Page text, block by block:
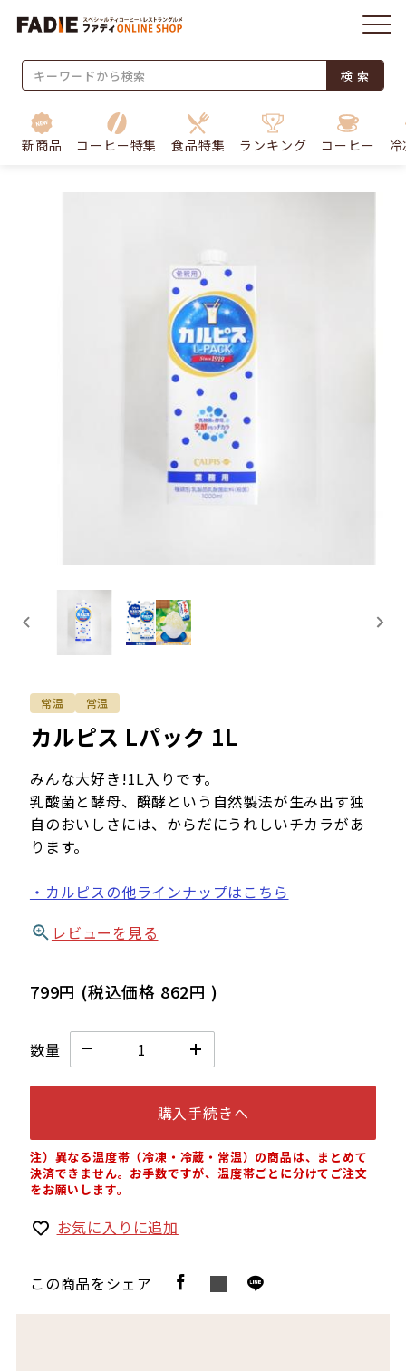
検 索
新商品 コーヒー特集 食品特集 ランキング コーヒー
カルピス Lパック 1L
みんな大好き!1L入りです。
乳酸菌と酵母、醗酵という自然製法が生み出す独
自のおいしさには、からだにうれしいチカラがあ
ります。
・カルピスの他ラインナップはこちら
レビューを見る
799円 (税込価格 862円 )
数量
購入手続きへ
注）異なる温度帯（冷凍・冷蔵・常温）の商品は、まとめて
決済できません。お手数ですが、温度帯ごとに分けてご注文
をお願いします。
お気に入りに追加
この商品をシェア
常温 常温